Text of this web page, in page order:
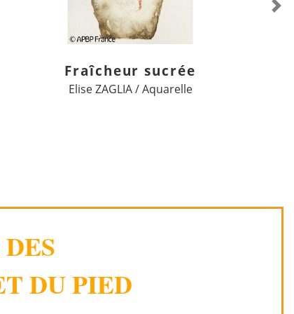
Fraîcheur sucrée
Elise ZAGLIA / Aquarelle
DU PIED